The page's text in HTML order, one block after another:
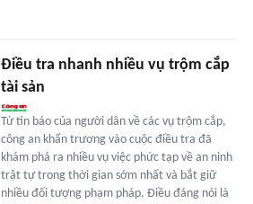
Điều tra nhanh nhiều vụ trộm cắp
tài sản
Từ tin báo của người dân về các vụ trộm cắp,
công an khẩn trương vào cuộc điều tra đã
khám phá ra nhiều vụ việc phức tạp về an ninh
trật tự trong thời gian sớm nhất và bắt giữ
nhiều đối tượng phạm pháp. Điều đáng nói là